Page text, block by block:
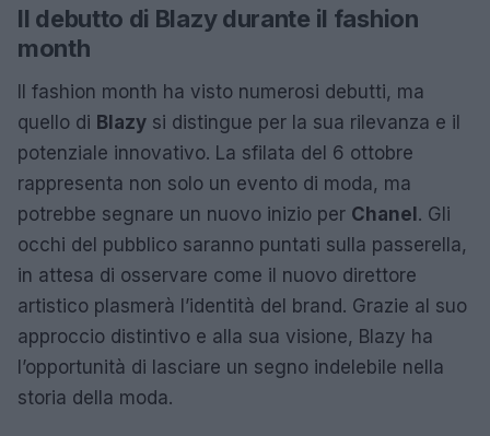
Il debutto di Blazy durante il fashion
month
Il fashion month ha visto numerosi debutti, ma
quello di Blazy si distingue per la sua rilevanza e il
potenziale innovativo. La sfilata del 6 ottobre
rappresenta non solo un evento di moda, ma
potrebbe segnare un nuovo inizio per Chanel. Gli
occhi del pubblico saranno puntati sulla passerella,
in attesa di osservare come il nuovo direttore
artistico plasmerà l’identità del brand. Grazie al suo
approccio distintivo e alla sua visione, Blazy ha
l’opportunità di lasciare un segno indelebile nella
storia della moda.